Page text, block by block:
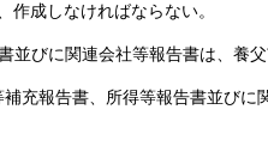
作成しなければならない。
びに関連会社等報告書は、養
充報告書、所得等報告書並びに